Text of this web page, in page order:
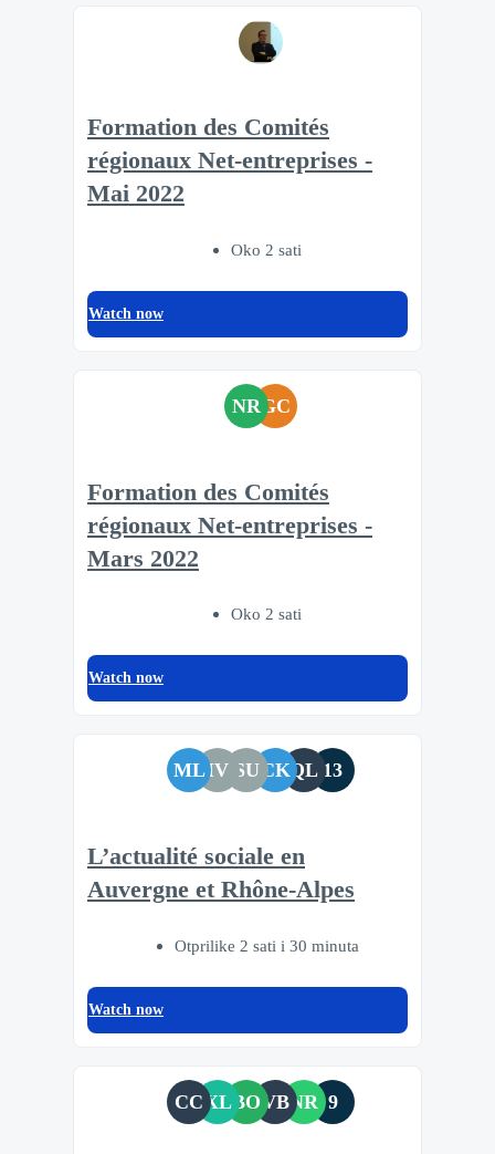
Formation des Comités
régionaux Net-entreprises -
Mai 2022
Oko 2 sati
Watch now
NRGC
Formation des Comités
régionaux Net-entreprises -
Mars 2022
Oko 2 sati
Watch now
ML IV SU CKQL 13
L’actualité sociale en
Auvergne et Rhône-Alpes
Otprilike 2 sati i 30 minuta
Watch now
CC XL BO VB NR 9